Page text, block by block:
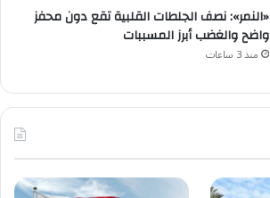
«النمر»: نصف الجلطات القلبية تقع دون محفز
واضح والغضب أبرز المسببات
منذ 3 ساعات